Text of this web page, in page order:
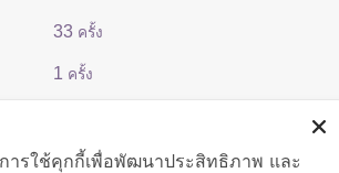
33 ครั้ง
1 ครั้ง
การใช้คุกกี้เพื่อพัฒนาประสิทธิภาพ และ